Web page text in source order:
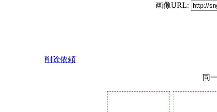
画像URL:
削除依頼
同